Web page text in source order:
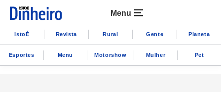
Menu
IstoÉ Revista Rural Gente Planeta
Esportes Menu Motorshow Mulher Pet